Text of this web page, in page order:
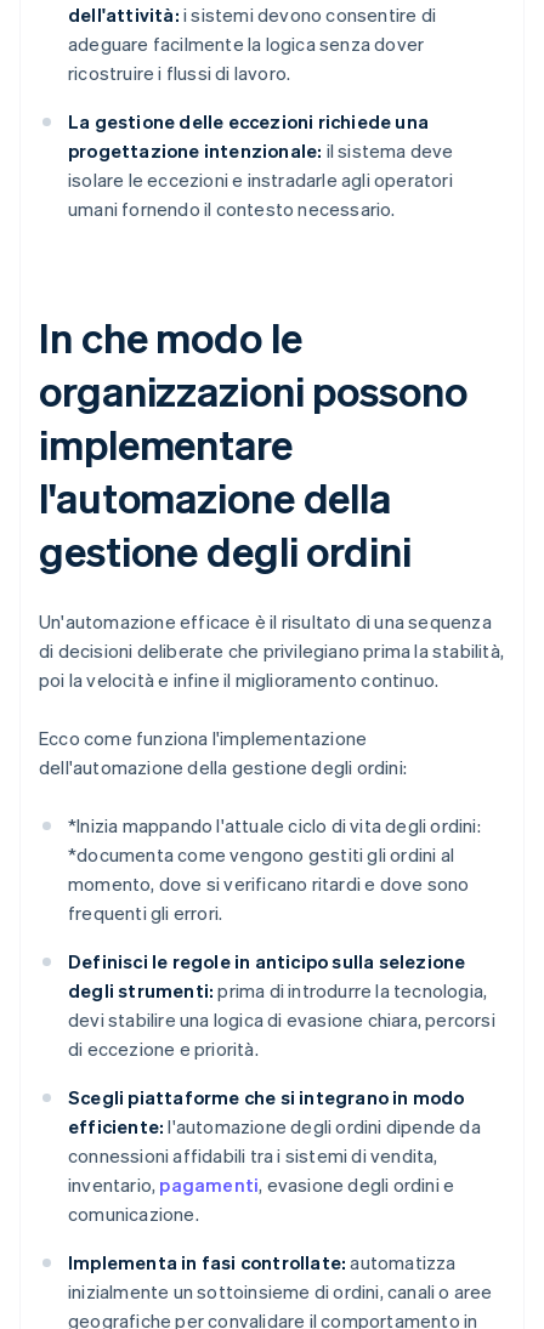
dell'attività: i sistemi devono consentire di
adeguare facilmente la logica senza dover
ricostruire i flussi di lavoro.
La gestione delle eccezioni richiede una
progettazione intenzionale: il sistema deve
isolare le eccezioni e instradarle agli operatori
umani fornendo il contesto necessario.
In che modo le
organizzazioni possono
implementare
l'automazione della
gestione degli ordini
Un'automazione efficace è il risultato di una sequenza
di decisioni deliberate che privilegiano prima la stabilità,
poi la velocità e infine il miglioramento continuo.
Ecco come funziona l'implementazione
dell'automazione della gestione degli ordini:
*Inizia mappando l'attuale ciclo di vita degli ordini:
*documenta come vengono gestiti gli ordini al
momento, dove si verificano ritardi e dove sono
frequenti gli errori.
Definisci le regole in anticipo sulla selezione
degli strumenti: prima di introdurre la tecnologia,
devi stabilire una logica di evasione chiara, percorsi
di eccezione e priorità.
Scegli piattaforme che si integrano in modo
efficiente: l'automazione degli ordini dipende da
connessioni affidabili tra i sistemi di vendita,
inventario, pagamenti, evasione degli ordini e
comunicazione.
Implementa in fasi controllate: automatizza
inizialmente un sottoinsieme di ordini, canali o aree
geografiche per convalidare il comportamento in